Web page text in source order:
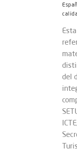
del